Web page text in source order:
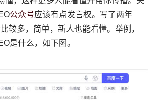
公众号应该有点发言权。写了两年
较多，简单，新人也能看懂。举例，
是什么，如下图。